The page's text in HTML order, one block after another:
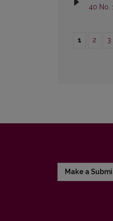
40 No.
1 2 3
Make a